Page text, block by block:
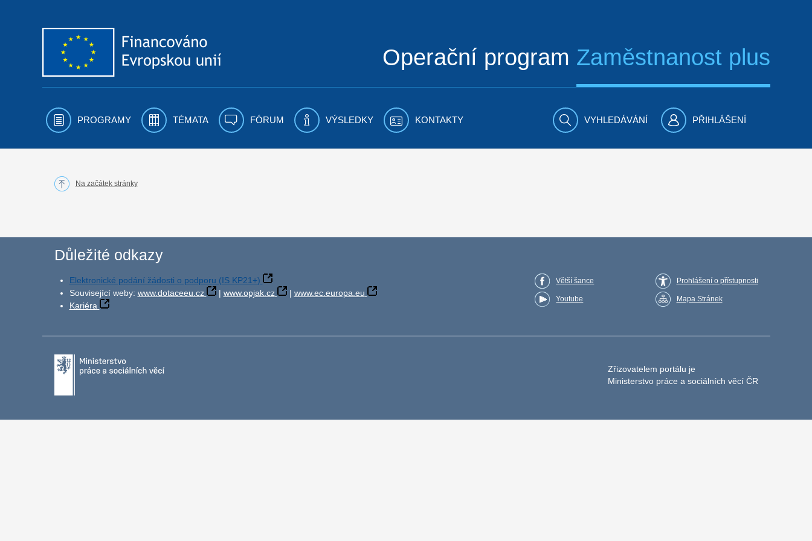
Operační program Zaměstnanost plus
PROGRAMY TÉMATA FÓRUM VÝSLEDKY KONTAKTY VYHLEDÁVÁNÍ PŘIHLÁŠENÍ
Na začátek stránky
Důležité odkazy
Elektronické podání žádosti o podporu (IS KP21+)
Související weby: www.dotaceeu.cz | www.opjak.cz | www.ec.europa.eu
Kariéra
Větší šance
Youtube
Prohlášení o přístupnosti
Mapa Stránek
Zřizovatelem portálu je
Ministerstvo práce a sociálních věcí ČR